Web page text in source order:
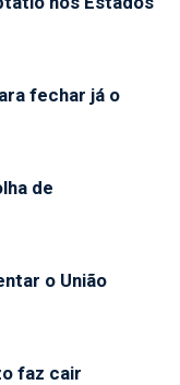
fechar já o
de
o União
faz cair